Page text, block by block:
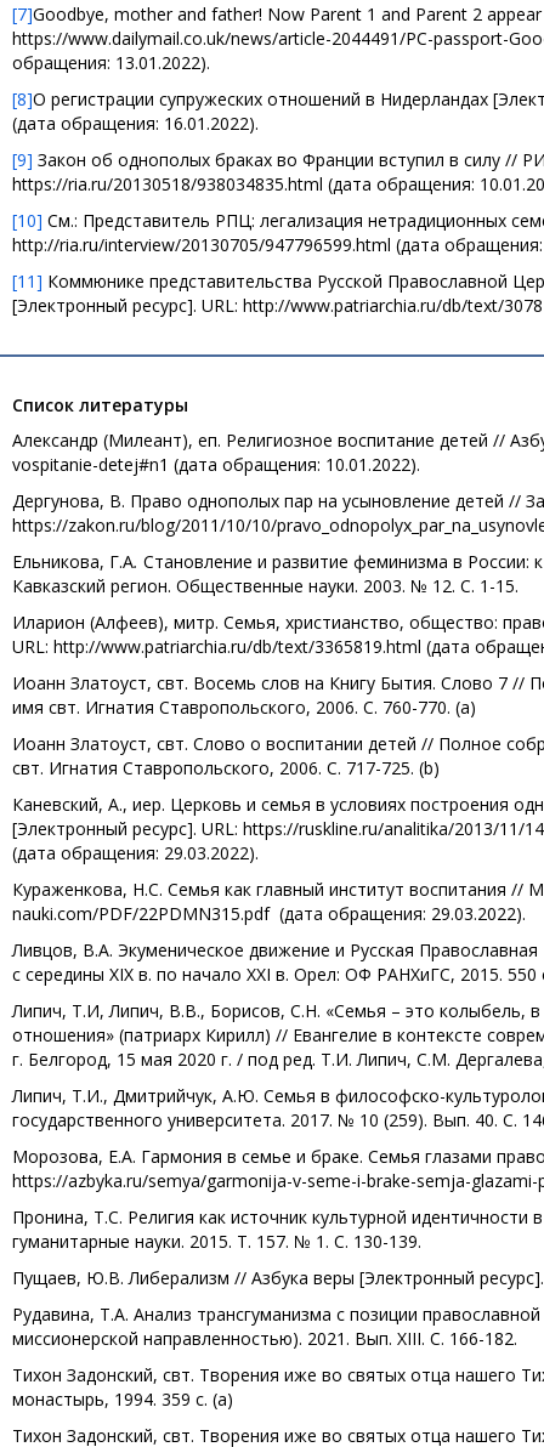
[7]Goodbye, mother and father! Now Parent 1 and Parent 2
https://www.dailymail.co.uk/news/article-2044491/PC-passport-
обращения: 13.01.2022).
[8]О регистрации супружеских отношений в Нидерландах
(дата обращения: 16.01.2022).
[9] Закон об однополых браках во Франции вступил в силу //
https://ria.ru/20130518/938034835.html (дата обращения:
[10] См.: Представитель РПЦ: легализация нетрадиционных
http://ria.ru/interview/20130705/947796599.html (дата обращения:
[11] Коммюнике представительства Русской Православной
[Электронный ресурс]. URL: http://www.patriarchia.ru/db/text/
Список литературы
Александр (Милеант), еп. Религиозное воспитание детей //
vospitanie-detej#n1 (дата обращения: 10.01.2022).
Дергунова, В. Право однополых пар на усыновление детей //
https://zakon.ru/blog/2011/10/10/
Ельникова, Г.А. Становление и развитие феминизма в России:
Кавказский регион. Общественные науки. 2003. № 12. С. 1-15.
Иларион (Алфеев), митр. Семья, христианство, общество:
URL: http://www.patriarchia.ru/db/text/3365819.html (дата
Иоанн Златоуст, свт. Восемь слов на Книгу Бытия. Слово 7 //
имя свт. Игнатия Ставропольского, 2006. С. 760-770. (a)
Иоанн Златоуст, свт. Слово о воспитании детей // Полное
свт. Игнатия Ставропольского, 2006. С. 717-725. (b)
Каневский, А., иер. Церковь и семья в условиях построения
[Электронный ресурс]. URL: https://ruskline.ru/analitika/2013/11/
(дата обращения: 29.03.2022).
Кураженкова, Н.С. Семья как главный институт воспитания //
nauki.com/PDF/22PDMN315.pdf (дата обращения: 29.03.2022).
Ливцов, В.А. Экуменическое движение и Русская
с середины XIX в. по начало XXI в. Орел: ОФ РАНХиГС, 2015. 550
Липич, Т.И, Липич, В.В., Борисов, С.Н. «Семья – это колыбель,
отношения» (патриарх Кирилл) // Евангелие в контексте
г. Белгород, 15 мая 2020 г. / под ред. Т.И. Липич, С.М.
Липич, Т.И., Дмитрийчук, А.Ю. Семья в философско-
государственного университета. 2017. № 10 (259). Вып. 40. С.
Морозова, Е.А. Гармония в семье и браке. Семья глазами
https://azbyka.ru/semya/garmonija-v-seme-i-brake-semja-
Пронина, Т.С. Религия как источник культурной
гуманитарные науки. 2015. Т. 157. № 1. С. 130-139.
Пущаев, Ю.В. Либерализм // Азбука веры [Электронный
Рудавина, Т.А. Анализ трансгуманизма с позиции
миссионерской направленностью). 2021. Вып. XIII. С. 166-182.
Тихон Задонский, свт. Творения иже во святых отца нашего
монастырь, 1994. 359 с. (a)
Тихон Задонский, свт. Творения иже во святых отца нашего